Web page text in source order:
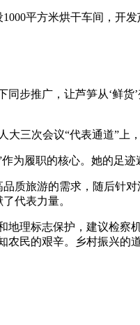
平方米烘干车间，开发
推广，让芦笋从‘鲜货’
三次会议“代表通道”上
履职的核心。她的足迹
旅游的需求，随后针对
代表力量。
理标志保护，建议检察
农民的艰辛。乡村振兴的